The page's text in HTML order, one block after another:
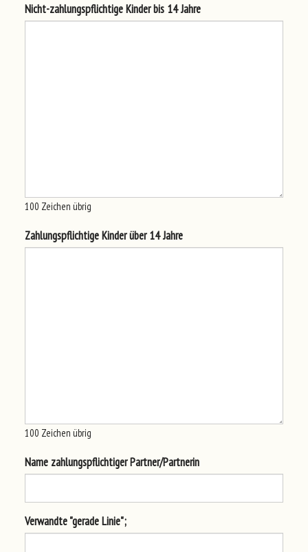
Nicht-zahlungspflichtigeKinderbis 14 Jahre
100 Zeichen übrig
ZahlungspflichtigeKinderüber 14 Jahre
100 Zeichen übrig
Name zahlungspflichtiger Partner/Partnerin
Verwandte"gerade Linie";